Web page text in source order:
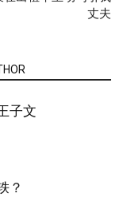
丈夫
子文
？